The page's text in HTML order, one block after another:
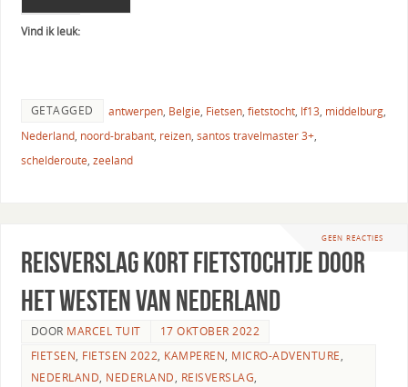
Vind ik leuk:
GETAGGED antwerpen, Belgie, Fietsen, fietstocht, lf13, middelburg,
Nederland, noord-brabant, reizen, santos travelmaster 3+,
schelderoute, zeeland
GEEN REACTIES
Reisverslag kort fietstochtje door
het Westen van Nederland
DOOR MARCEL TUIT
17 OKTOBER 2022
FIETSEN, FIETSEN 2022, KAMPEREN, MICRO-ADVENTURE,
NEDERLAND, NEDERLAND, REISVERSLAG,